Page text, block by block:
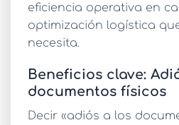
eficiencia operativa en
optimización logística
necesita.
Beneficios clave:
documentos físicos
Decir «adiós a los